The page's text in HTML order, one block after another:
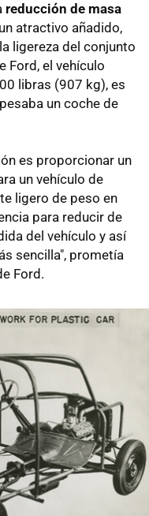
reducción de masa
atractivo añadido,
ligereza del conjunto
Ford, el vehículo
libras (907 kg), es
un coche de
es proporcionar un
un vehículo de
ligero de peso en
para reducir de
del vehículo y así
sencilla", prometía
Ford.